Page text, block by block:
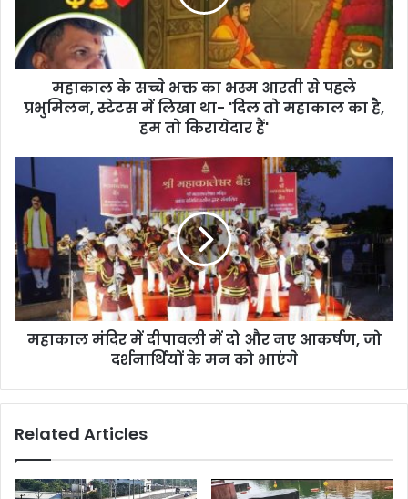
महाकाल के सच्चे भक्त का भस्म आरती से पहले
प्रभुमिलन, स्टेटस में लिखा था- 'दिल तो महाकाल का है,
हम तो किरायेदार हैं'
महाकाल मंदिर में दीपावली में दो और नए आकर्षण, जो
दर्शनार्थियों के मन को भाएंगे
Related Articles